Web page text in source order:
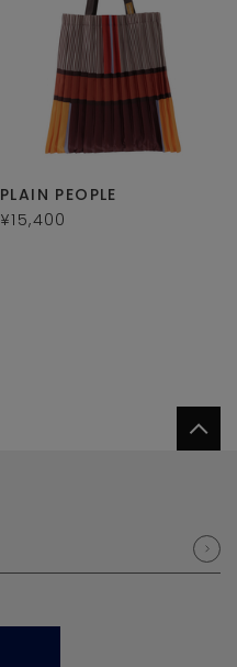
PLAIN PEOPLE
¥15,400